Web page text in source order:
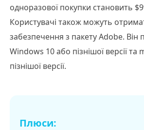
одноразової покупки становить
Користувачі також можуть
забезпечення з пакету Adobe. Він
Windows 10 або пізнішої версії та
пізнішої версії.
Плюси: